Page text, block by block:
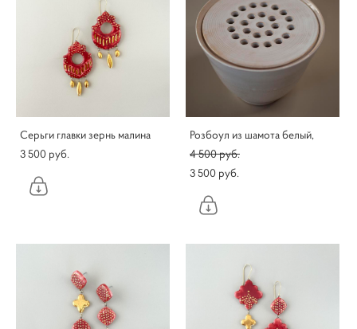
Серьги главки зернь малина
3 500 pуб.
Розбоул из шамота белый,
4 500 pуб.
3 500 pуб.